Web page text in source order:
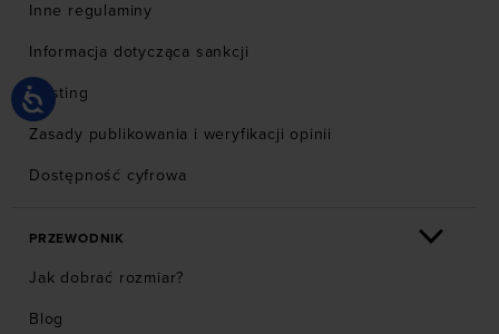
Inne regulaminy
Informacja dotycząca sankcji
Hosting
Zasady publikowania i weryfikacji opinii
Dostępność cyfrowa
PRZEWODNIK
Jak dobrać rozmiar?
Blog